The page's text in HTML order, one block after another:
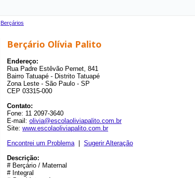
Berçários
Berçário Olívia Palito
Endereço:
Rua Padre Estêvão Pernet, 841
Bairro Tatuapé - Distrito Tatuapé
Zona Leste - São Paulo - SP
CEP 03315-000
Contato:
Fone: 11 2097-3640
E-mail: olivia@escolaoliviapalito.com.br
Site: www.escolaoliviapalito.com.br
Encontrei um Problema| Sugerir Alteração
Descrição:
# Berçário / Maternal
# Integral